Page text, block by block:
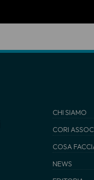
CHI SIAMO
CORI
COSA
NEWS